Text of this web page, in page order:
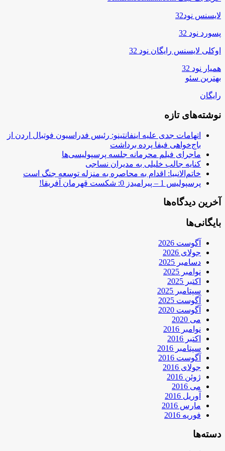
لایسنس نود32
پسورد نود 32
اوکلی لایسنس رایگان نود 32
همیار نود 32
بهترین سئو
رایگان
نوشته‌های تازه
اتهامات جدی علیه اینفانتینو: رئیس فدراسیون فوتبال اردن از
باج‌خواهی فیفا پرده برداشت
ماجرای فیلم محرمانه جلسه پرسپولیسی‌ها
کنایه جالب خلیلی به مدیران نساجی
خاتم‌الانبیا: اقدام به محاصره به منزله توسعه جنگ است
پرسپولیس 1 – پیرامیدز 0: شکست قهرمان آفریقا!
آخرین دیدگاه‌ها
بایگانی‌ها
آگوست 2026
جولای 2026
دسامبر 2025
نوامبر 2025
اکتبر 2025
سپتامبر 2025
آگوست 2025
آگوست 2020
می 2020
نوامبر 2016
اکتبر 2016
سپتامبر 2016
آگوست 2016
جولای 2016
ژوئن 2016
می 2016
آوریل 2016
مارس 2016
فوریه 2016
دسته‌ها